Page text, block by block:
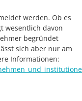
werden. Ob es
wesentlich davon
begründet
sich aber nur am
Informationen: